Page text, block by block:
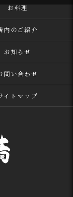
お料理
内のご紹介
お知らせ
問い合わせ
イトマップ